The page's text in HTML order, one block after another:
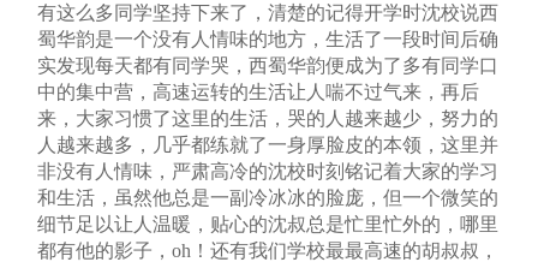
有这么多同学坚持下来了，清楚的记得开学时沈校说西
蜀华韵是一个没有人情味的地方，生活了一段时间后确
实发现每天都有同学哭，西蜀华韵便成为了多有同学口
中的集中营，高速运转的生活让人喘不过气来，再后
来，大家习惯了这里的生活，哭的人越来越少，努力的
人越来越多，几乎都练就了一身厚脸皮的本领，这里并
非没有人情味，严肃高冷的沈校时刻铭记着大家的学习
和生活，虽然他总是一副冷冰冰的脸庞，但一个微笑的
细节足以让人温暖，贴心的沈叔总是忙里忙外的，哪里
都有他的影子，oh！还有我们学校最最高速的胡叔叔，